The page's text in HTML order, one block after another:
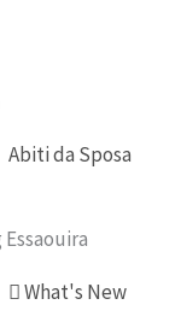
Abiti da Sposa
What's New